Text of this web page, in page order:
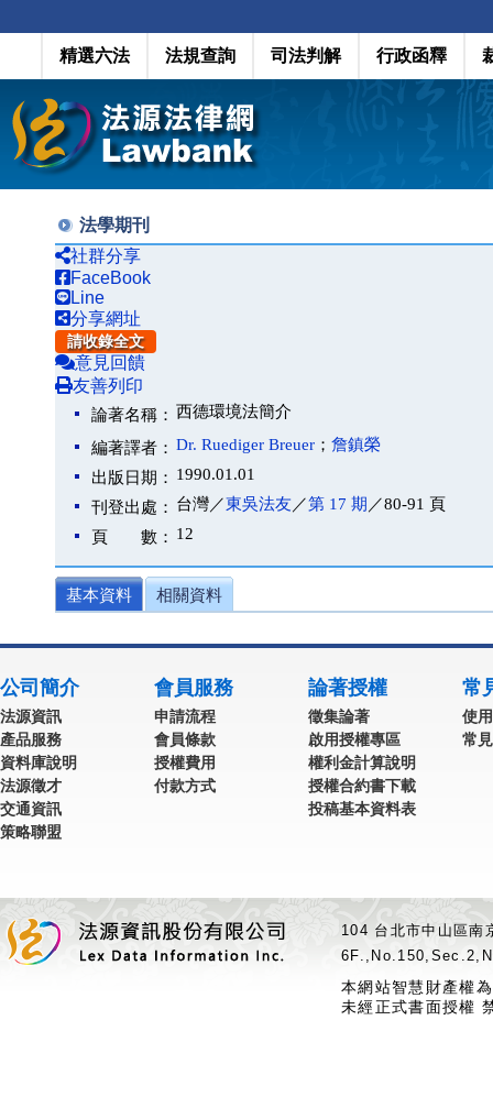
精選六法 法規查詢 司法判解 行政函釋
法學期刊
社群分享
FaceBook
Line
分享網址
請收錄全文
意見回饋
友善列印
論著名稱： 西德環境法簡介
編著譯者： Dr. Ruediger Breuer ； 詹鎮榮
出版日期： 1990.01.01
刊登出處： 台灣／東吳法友／第 17 期 ／80-91 頁
頁 數： 12
基本資料 相關資料
公司簡介
法源資訊
產品服務
資料庫說明
法源徵才
交通資訊
策略聯盟
會員服務
申請流程
會員條款
授權費用
付款方式
論著授權
徵集論著
啟用授權專區
權利金計算說明
授權合約書下載
投稿基本資料表
常
使
常
104 台北市中山區
本網站智慧財產權
未經正式書面授權